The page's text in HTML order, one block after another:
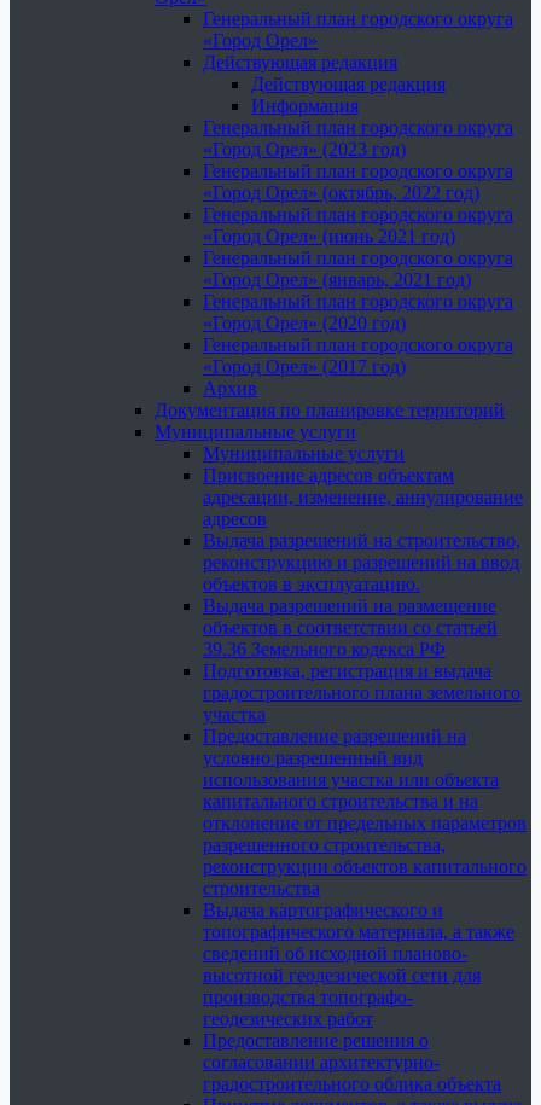
Генеральный план городского округа
«Город Орел»
Действующая редакция
Действующая редакция
Информация
Генеральный план городского округа
«Город Орел» (2023 год)
Генеральный план городского округа
«Город Орел» (октябрь, 2022 год)
Генеральный план городского округа
«Город Орел» (июнь 2021 год)
Генеральный план городского округа
«Город Орел» (январь, 2021 год)
Генеральный план городского округа
«Город Орел» (2020 год)
Генеральный план городского округа
«Город Орел» (2017 год)
Архив
Документация по планировке территорий
Муниципальные услуги
Муниципальные услуги
Присвоение адресов объектам
адресации, изменение, аннулирование
адресов
Выдача разрешений на строительство,
реконструкцию и разрешений на ввод
объектов в эксплуатацию.
Выдача разрешений на размещение
объектов в соответствии со статьей
39.36 Земельного кодекса РФ
Подготовка, регистрация и выдача
градостроительного плана земельного
участка
Предоставление разрешений на
условно разрешенный вид
использования участка или объекта
капитального строительства и на
отклонение от предельных параметров
разрешенного строительства,
реконструкции объектов капитального
строительства
Выдача картографического и
топографического материала, а также
сведений об исходной планово-
высотной геодезической сети для
производства топографо-
геодезических работ
Предоставление решения о
согласовании архитектурно-
градостроительного облика объекта